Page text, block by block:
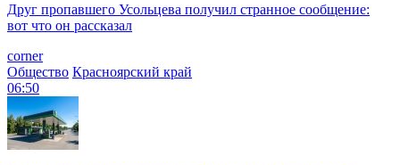
Друг пропавшего Усольцева получил странное сообщение:
вот что он рассказал
corner
Общество Красноярский край
06:50